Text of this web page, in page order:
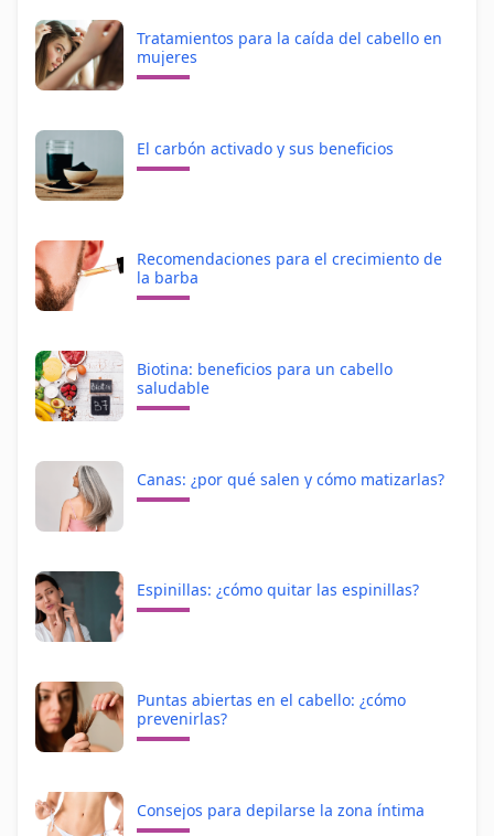
Tratamientos para la caída del cabello en
mujeres
El carbón activado y sus beneficios
Recomendaciones para el crecimiento de
la barba
Biotina: beneficios para un cabello
saludable
Canas: ¿por qué salen y cómo matizarlas?
Espinillas: ¿cómo quitar las espinillas?
Puntas abiertas en el cabello: ¿cómo
prevenirlas?
Consejos para depilarse la zona íntima